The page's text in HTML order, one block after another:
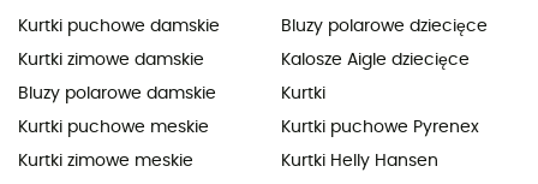
Kurtki puchowe damskie
Kurtki zimowe damskie
Bluzy polarowe damskie
Kurtki puchowe meskie
Kurtki zimowe meskie
Bluzy polarowe dziecięce
Kalosze Aigle dziecięce
Kurtki
Kurtki puchowe Pyrenex
Kurtki Helly Hansen